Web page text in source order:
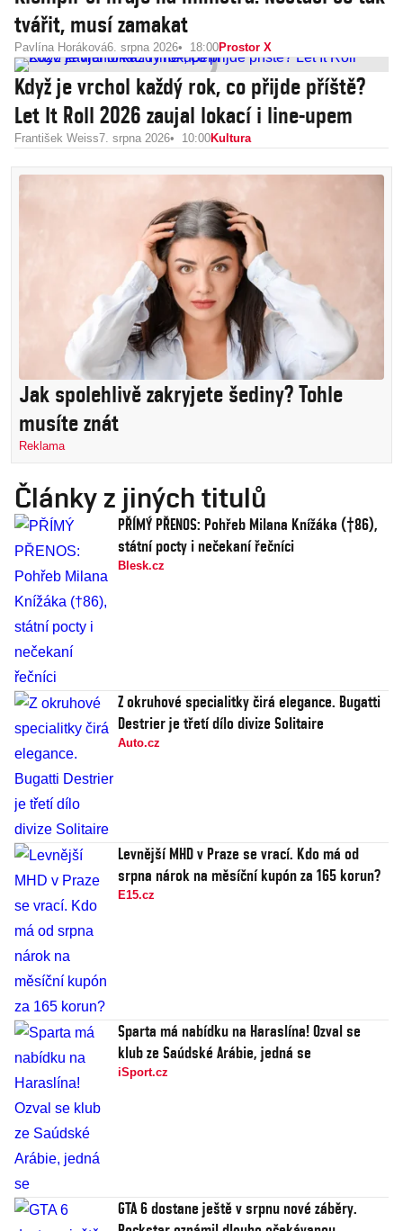
tvářit, musí zamakat
Pavlína Horáková6. srpna 2026 18:00Prostor X
Když je vrchol každý rok, co přijde příště?
Let It Roll 2026 zaujal lokací i line-upem
František Weiss7. srpna 2026 10:00Kultura
Jak spolehlivě zakryjete šediny? Tohle
musíte znát
Reklama
Články z jiných titulů
PŘÍMÝ PŘENOS: Pohřeb Milana Knížáka (†86),
státní pocty i nečekaní řečníci
Blesk.cz
Z okruhové specialitky čirá elegance. Bugatti
Destrier je třetí dílo divize Solitaire
Auto.cz
Levnější MHD v Praze se vrací. Kdo má od
srpna nárok na měsíční kupón za 165 korun?
E15.cz
Sparta má nabídku na Haraslína! Ozval se
klub ze Saúdské Arábie, jedná se
iSport.cz
GTA 6 dostane ještě v srpnu nové záběry.